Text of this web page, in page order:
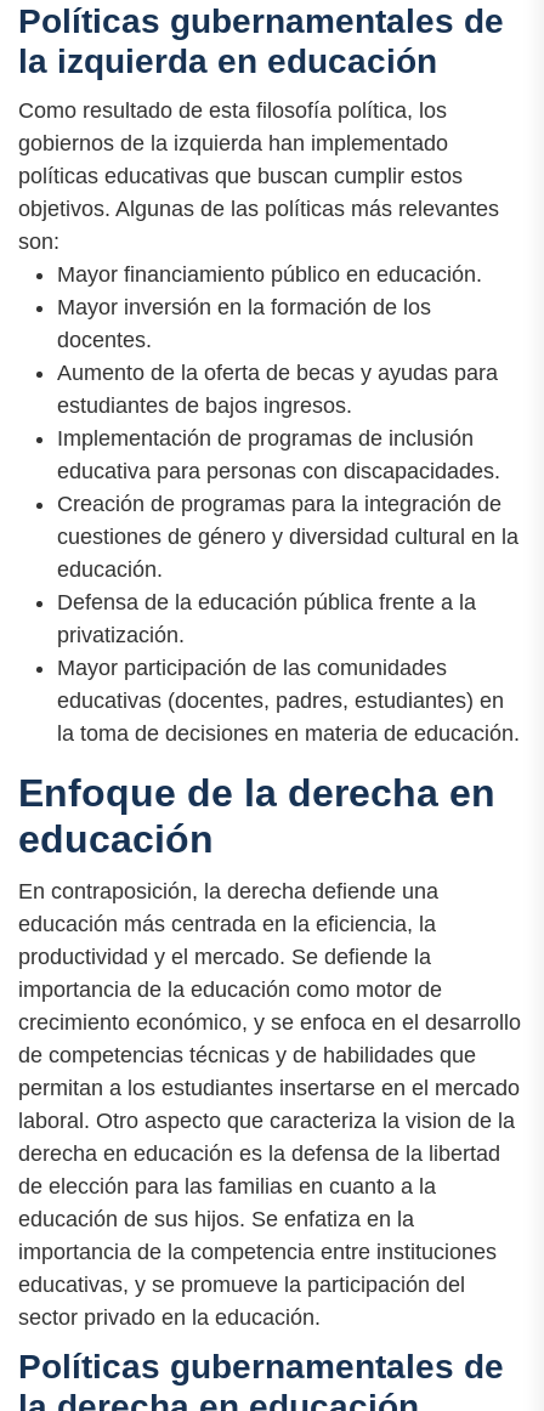
Políticas gubernamentales de
la izquierda en educación
Como resultado de esta filosofía política, los
gobiernos de la izquierda han implementado
políticas educativas que buscan cumplir estos
objetivos. Algunas de las políticas más relevantes
son:
Mayor financiamiento público en educación.
Mayor inversión en la formación de los
docentes.
Aumento de la oferta de becas y ayudas para
estudiantes de bajos ingresos.
Implementación de programas de inclusión
educativa para personas con discapacidades.
Creación de programas para la integración de
cuestiones de género y diversidad cultural en la
educación.
Defensa de la educación pública frente a la
privatización.
Mayor participación de las comunidades
educativas (docentes, padres, estudiantes) en
la toma de decisiones en materia de educación.
Enfoque de la derecha en
educación
En contraposición, la derecha defiende una
educación más centrada en la eficiencia, la
productividad y el mercado. Se defiende la
importancia de la educación como motor de
crecimiento económico, y se enfoca en el desarrollo
de competencias técnicas y de habilidades que
permitan a los estudiantes insertarse en el mercado
laboral. Otro aspecto que caracteriza la vision de la
derecha en educación es la defensa de la libertad
de elección para las familias en cuanto a la
educación de sus hijos. Se enfatiza en la
importancia de la competencia entre instituciones
educativas, y se promueve la participación del
sector privado en la educación.
Políticas gubernamentales de